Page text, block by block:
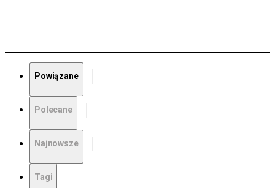
Powiązane
Polecane
Najnowsze
Tagi